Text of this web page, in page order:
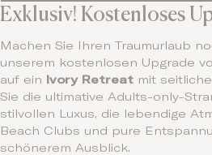
Exklusiv! Kostenloses
Machen Sie Ihren Traumurlaub
unserem kostenlosen Upgrade
auf ein
Ivory Retreat mit
Sie die ultimative Adults-only-
stilvollen Luxus, die lebendige
Beach Clubs und pure
schönerem Ausblick.